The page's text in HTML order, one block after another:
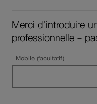
Merci d’introduire
professionnelle –
Mobile (facultatif)